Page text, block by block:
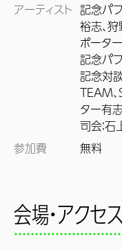
アーティスト 記念パ
裕志、
ポーター
記念パ
記念対
TEAM
ター有
司会：
参加費
無料
会場・アクセス